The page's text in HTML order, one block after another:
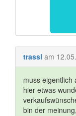
trassl am
muss eigentlich
hier etwas
bin der